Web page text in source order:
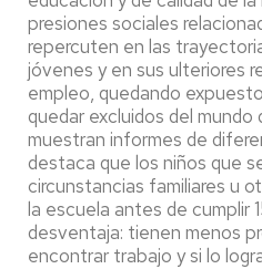
presiones sociales
repercuten en las
jóvenes y en sus ulteriores
empleo, quedando
quedar excluidos del mundo
muestran informes de
destaca que los niños que
circunstancias familiares u
la escuela antes de cumplir
desventaja: tienen menos
encontrar trabajo y si lo